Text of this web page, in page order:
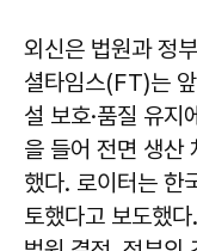
외신은 법원과 정
셜타임스(FT)는
설 보호·품질 유지
을 들어 전면 생산
했다. 로이터는 한
토했다고 보도했